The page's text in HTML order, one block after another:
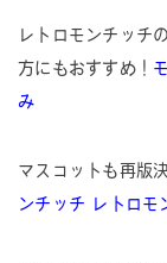
レトロモンチッチ
方にもおすすめ！
み
マスコットも再版
ンチッチ レトロモ